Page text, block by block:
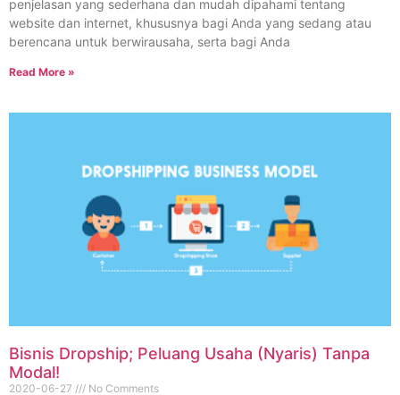
penjelasan yang sederhana dan mudah dipahami tentang
website dan internet, khususnya bagi Anda yang sedang atau
berencana untuk berwirausaha, serta bagi Anda
Read More »
Bisnis Dropship; Peluang Usaha (Nyaris) Tanpa
Modal!
2020-06-27 No Comments